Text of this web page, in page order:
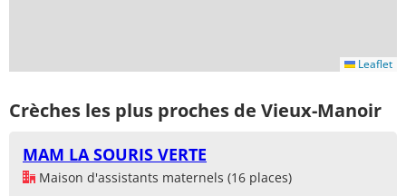
Leaflet
Crèches les plus proches de Vieux-Manoir
MAM LA SOURIS VERTE
Maison d'assistants maternels (16 places)